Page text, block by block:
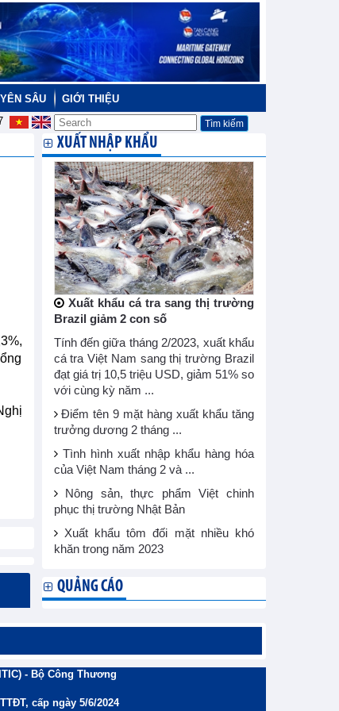
SÂU
GIỚI THIỆU
XUẤT NHẬP KHẨU
Xuất khẩu cá tra sang thị trường
Brazil giảm 2 con số
Tính đến giữa tháng 2/2023, xuất khẩu
cá tra Việt Nam sang thị trường Brazil
đạt giá trị 10,5 triệu USD, giảm 51% so
với cùng kỳ năm ...
Điểm tên 9 mặt hàng xuất khẩu tăng
trưởng dương 2 tháng ...
Tình hình xuất nhập khẩu hàng hóa
của Việt Nam tháng 2 và ...
Nông sản, thực phẩm Việt chinh
phục thị trường Nhật Bản
Xuất khẩu tôm đối mặt nhiều khó
khăn trong năm 2023
QUẢNG CÁO
- Bộ Công Thương
cấp ngày 5/6/2024